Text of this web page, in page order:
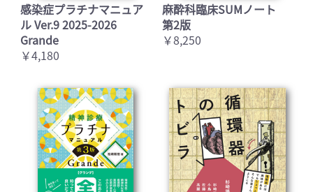
感染症プラチナマニュア
ル Ver.9 2025-2026
Grande
￥4,180
麻酔科臨床SUMノート
第2版
￥8,250